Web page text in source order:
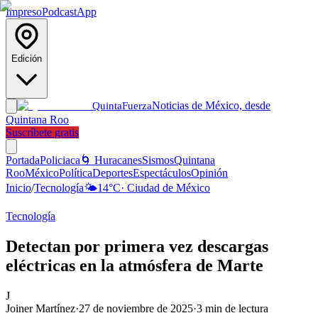
ImpresoPodcastApp
Edición
QuintaFuerzaNoticias de México, desde
Quintana Roo
Suscríbete gratis
PortadaPoliciaca 🌀 HuracanesSismosQuintana
RooMéxicoPolíticaDeportesEspectáculosOpinión
Inicio/Tecnología🌤️14°C· Ciudad de México
Tecnología
Detectan por primera vez descargas
eléctricas en la atmósfera de Marte
J
Joiner Martínez·27 de noviembre de 2025·3 min de lectura